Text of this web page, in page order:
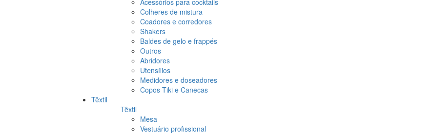
Acessórios para cocktails
Colheres de mistura
Coadores e corredores
Shakers
Baldes de gelo e frappés
Outros
Abridores
Utensílios
Medidores e doseadores
Copos Tiki e Canecas
Têxtil
Têxtil
Mesa
Vestuário profissional